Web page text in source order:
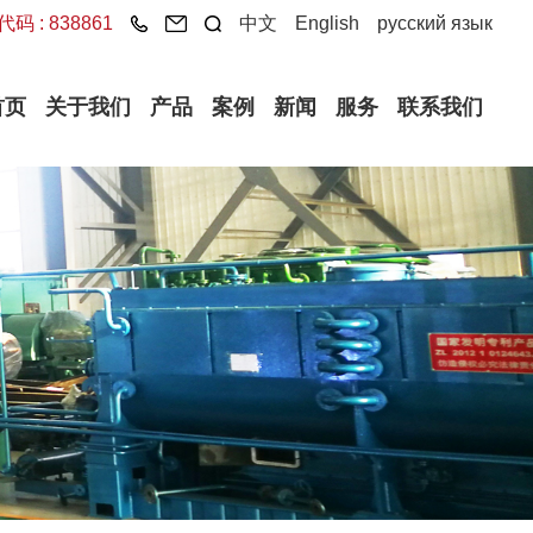
码 : 838861 中文 English русский язык
页 关于我们 产品 案例 新闻 服务 联系我们